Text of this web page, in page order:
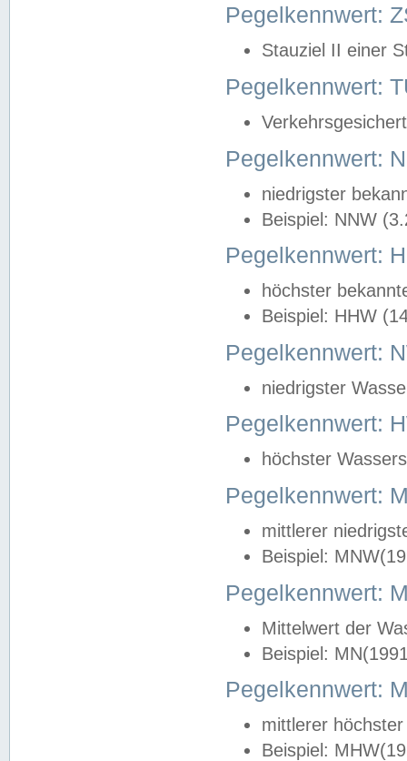
Pegelkennwert:
Stauziel II einer
Pegelkennwert:
Pegelkennwert:
niedrigster
Beispiel: NNW
Pegelkennwert:
höchster
Beispiel: HHW
Pegelkennwert:
niedrigster
Pegelkennwert:
höchster
Pegelkennwert:
mittlerer
Beispiel:
Pegelkennwert:
Mittelwert der
Beispiel:
Pegelkennwert:
mittlerer
Beispiel: